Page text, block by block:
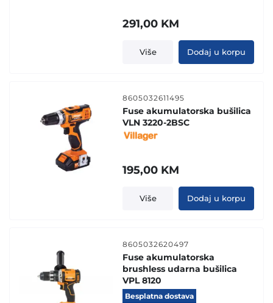
291,00 KM
Više Dodaj u korpu
8605032611495
Fuse akumulatorska bušilica
VLN 3220-2BSC
195,00 KM
Više Dodaj u korpu
8605032620497
Fuse akumulatorska
brushless udarna bušilica
VPL 8120
Besplatna dostava